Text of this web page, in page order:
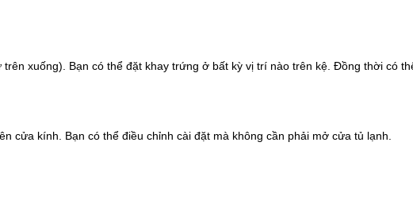
xuống). Bạn có thể đặt khay trứng ở bất kỳ vị trí nào trên kệ. Đồng thời có
cửa kính. Bạn có thể điều chỉnh cài đặt mà không cần phải mở cửa tủ lạnh.